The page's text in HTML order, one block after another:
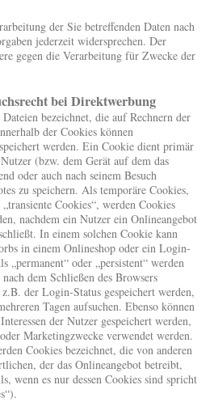
der Sie betreffenden Daten nach
jederzeit widersprechen. Der
gegen die Verarbeitung für Zwecke der
bei Direktwerbung
bezeichnet, die auf Rechnern der
der Cookies können
werden. Ein Cookie dient primär
(bzw. dem Gerät auf dem das
oder auch nach seinem Besuch
zu speichern. Als temporäre Cookies,
Cookies“, werden Cookies
nachdem ein Nutzer ein Onlineangebot
In einem solchen Cookie kann
in einem Onlineshop oder ein Login-
„permanent“ oder „persistent“ werden
dem Schließen des Browsers
der Login-Status gespeichert werden,
Tagen aufsuchen. Ebenso können
der Nutzer gespeichert werden,
Marketingzwecke verwendet werden.
Cookies bezeichnet, die von anderen
der das Onlineangebot betreibt,
wenn es nur dessen Cookies sind spricht